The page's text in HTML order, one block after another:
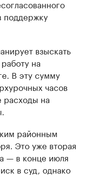
поддержку
взыскать
на
В эту сумму
часов
расходы на
районным
Это уже вторая
— в конце июля
в суд, однако